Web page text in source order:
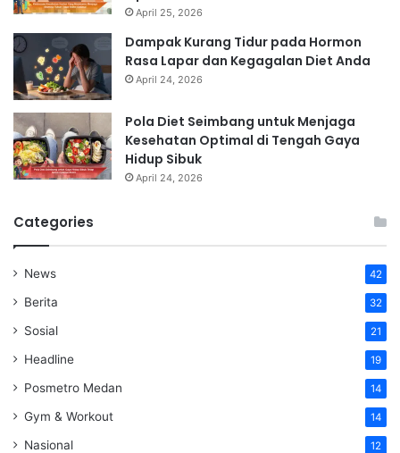
April 25, 2026
Dampak Kurang Tidur pada Hormon
Rasa Lapar dan Kegagalan Diet Anda
April 24, 2026
Pola Diet Seimbang untuk Menjaga
Kesehatan Optimal di Tengah Gaya
Hidup Sibuk
April 24, 2026
Categories
News 42
Berita 32
Sosial 21
Headline 19
Posmetro Medan 14
Gym & Workout 14
Nasional 12